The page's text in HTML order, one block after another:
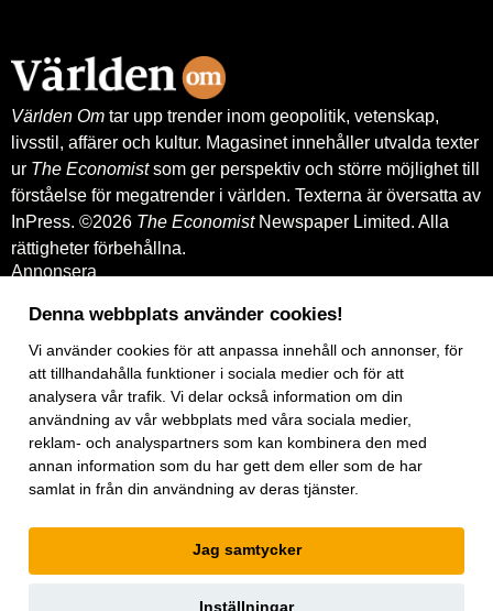
Exportkreditnämnden, EKN.
Världen Om tar upp trender inom geopolitik, vetenskap,
livsstil, affärer och kultur. Magasinet innehåller utvalda texter
ur The Economistsom ger perspektiv och större möjlighet till
förståelse för megatrender i världen. Texterna är översatta av
InPress. ©2026 The EconomistNewspaper Limited. Alla
rättigheter förbehållna.
Annonsera
Kontakt
Köp tidigare nummer
www.inpress.com
E-tidningen
Om cookies
Vår integritetspolicy
Prenumerationsvillkor
E-tidningen
Facebook
Linkedin
Denna webbplats använder cookies!
Vi använder cookiesför att anpassa innehåll och annonser, för
att tillhandahålla funktioner i sociala medier och för att
analysera vår trafik. Vi delar också information om din
användning av vår webbplats med våra sociala medier,
reklam- och analyspartners som kan kombinera den med
annan information som du har gett dem eller som de har
samlat in från din användning av deras tjänster.
Jag samtycker
Inställningar